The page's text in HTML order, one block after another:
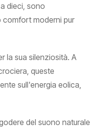
dieci, sono
moderni pur
la sua silenziosità. A
queste
sull'energia eolica,
del suono naturale